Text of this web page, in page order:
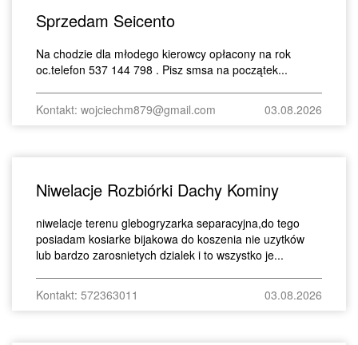
Sprzedam Seicento
Na chodzie dla młodego kierowcy opłacony na rok
oc.telefon 537 144 798 . Pisz smsa na początek...
Kontakt: wojciechm879@gmail.com 03.08.2026
Niwelacje Rozbiórki Dachy Kominy
niwelacje terenu glebogryzarka separacyjna,do tego
posiadam kosiarke bijakowa do koszenia nie uzytków
lub bardzo zarosnietych dzialek i to wszystko je...
Kontakt: 572363011 03.08.2026